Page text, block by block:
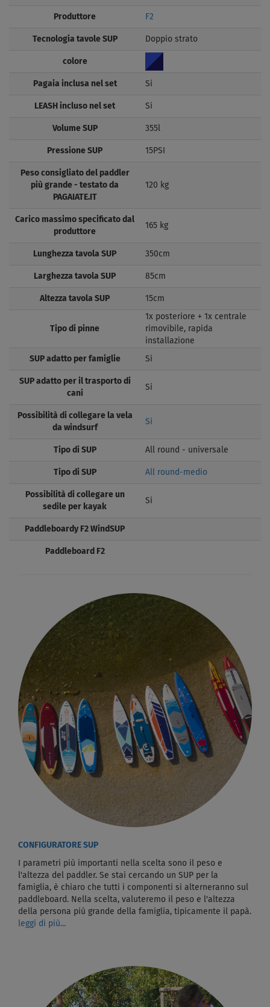
Produttore F2
Tecnologia tavole SUP Doppio strato
colore
Pagaia inclusa nel set Si
LEASH incluso nel set Si
Volume SUP 355l
Pressione SUP 15PSI
Peso consigliato del paddler
più grande - testato da
PAGAIATE.IT
120 kg
Carico massimo specificato dal
produttore
165 kg
Lunghezza tavola SUP 350cm
Larghezza tavola SUP 85cm
Altezza tavola SUP 15cm
Tipo di pinne
1x posteriore + 1x centrale
rimovibile, rapida
installazione
SUP adatto per famiglie Si
SUP adatto per il trasporto di
cani
Si
Possibilità di collegare la vela
da windsurf
Si
Tipo di SUP All round - universale
Tipo di SUP All round-medio
Possibilità di collegare un
sedile per kayak
Si
Paddleboardy F2 WindSUP
Paddleboard F2
CONFIGURATORE SUP
I parametri più importanti nella scelta sono il peso e
l'altezza del paddler. Se stai cercando un SUP per la
famiglia, è chiaro che tutti i componenti si alterneranno sul
paddleboard. Nella scelta, valuteremo il peso e l'altezza
della persona più grande della famiglia, tipicamente il papà.
leggi di più...